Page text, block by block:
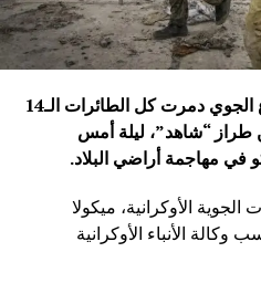
أعلنت أوكرانيا أن قواتها للدفاع الجوي دمرت كل الطائرات الـ14
طراز “شاهد”، ليلة أمس
في مهاجمة أراضي البلاد.
الأوكرانية، ميكولا
الأنباء الأوكرانية